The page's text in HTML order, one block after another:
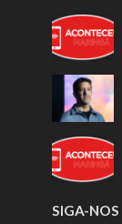
SIGA-NOS